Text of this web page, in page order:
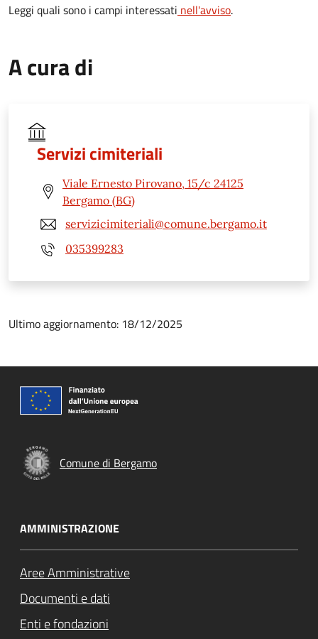
Leggi quali sono i campi interessati nell'avviso.
A cura di
Servizi cimiteriali
Viale Ernesto Pirovano, 15/c 24125
Bergamo (BG)
servizicimiteriali@comune.bergamo.it
035399283
Ultimo aggiornamento: 18/12/2025
Comune di Bergamo
AMMINISTRAZIONE
Aree Amministrative
Documenti e dati
Enti e fondazioni